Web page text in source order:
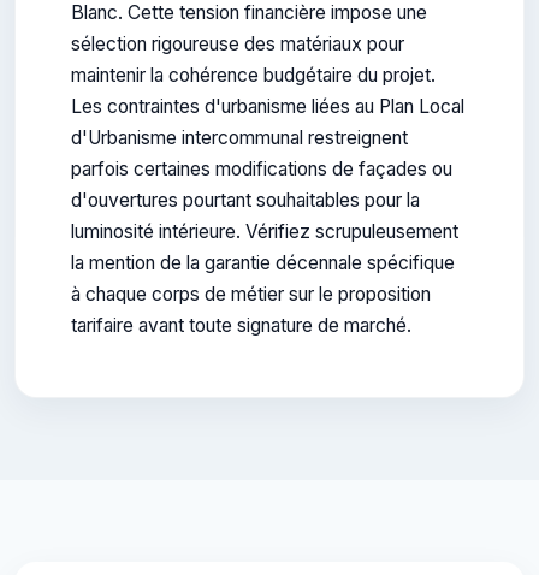
Blanc. Cette tension financière impose une
sélection rigoureuse des matériaux pour
maintenir la cohérence budgétaire du projet.
Les contraintes d'urbanisme liées au Plan Local
d'Urbanisme intercommunal restreignent
parfois certaines modifications de façades ou
d'ouvertures pourtant souhaitables pour la
luminosité intérieure. Vérifiez scrupuleusement
la mention de la garantie décennale spécifique
à chaque corps de métier sur le proposition
tarifaire avant toute signature de marché.